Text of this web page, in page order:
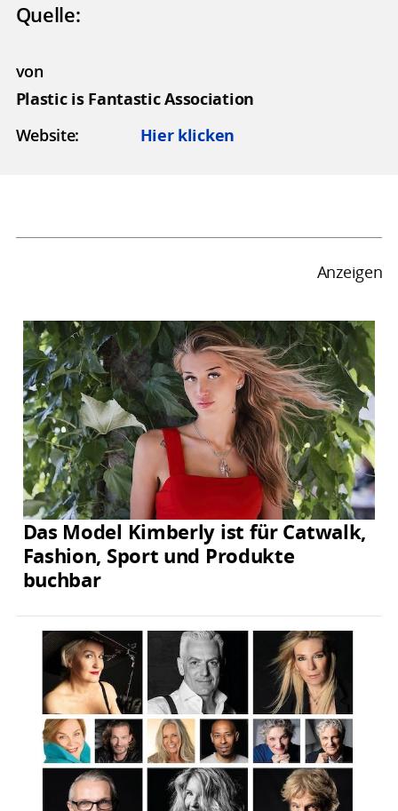
Quelle:
von
Plastic is Fantastic Association
Website:
Hier klicken
Anzeigen
Das Model Kimberly ist für Catwalk,
Fashion, Sport und Produkte
buchbar